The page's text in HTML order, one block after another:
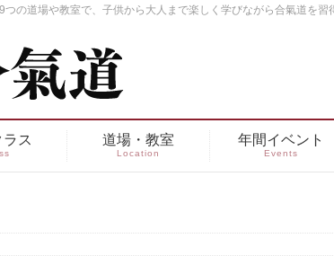
の道場や教室で、子供から大人まで楽しく学びながら合氣道を習
ス 道場・教室
Location
年間イベント
Events